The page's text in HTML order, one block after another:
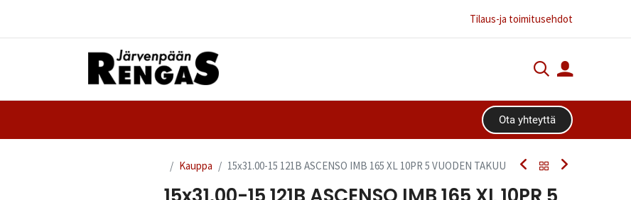
Tilaus-ja toimitusehdot
Ota yhteyttä​​​​
Kauppa 15x31.00-15 121B ASCENSO IMB 165 XL 10PR 5 VUODEN TAKUU